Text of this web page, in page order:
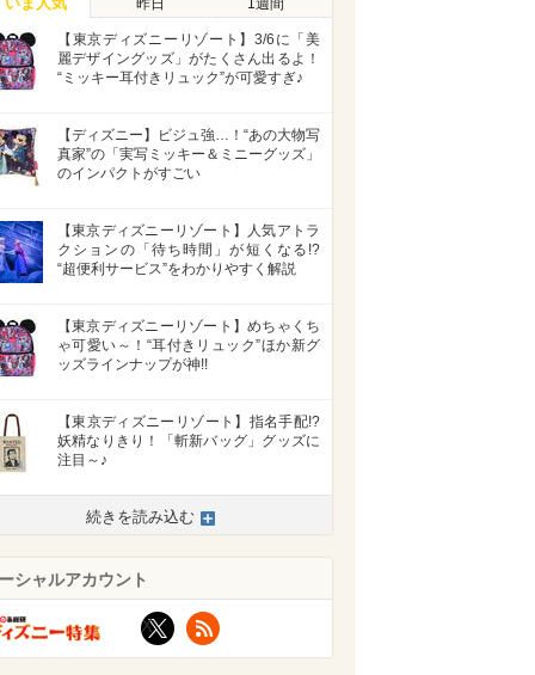
昨日 1週間
【東京ディズニーリゾート】3/6に「美
麗デザイングッズ」がたくさん出るよ！
“ミッキー耳付きリュック”が可愛すぎ♪
【ディズニー】ビジュ強…！“あの大物写
真家”の「実写ミッキー＆ミニーグッズ」
のインパクトがすごい
【東京ディズニーリゾート】人気アトラ
クションの「待ち時間」が短くなる!?
“超便利サービス”をわかりやすく解説
【東京ディズニーリゾート】めちゃくち
ゃ可愛い～！“耳付きリュック”ほか新グ
ッズラインナップが神!!
【東京ディズニーリゾート】指名手配!?
妖精なりきり！「斬新バッグ」グッズに
注目～♪
続きを読み込む
シャルアカウント
X